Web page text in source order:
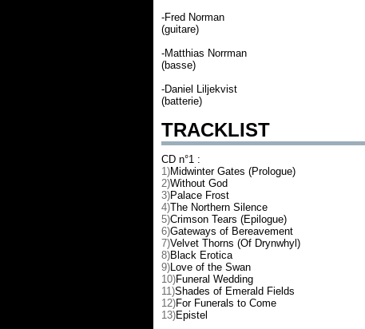
-Fred Norman
(guitare)
-Matthias Norrman
(basse)
-Daniel Liljekvist
(batterie)
TRACKLIST
CD n°1 :
1)Midwinter Gates (Prologue)
2)Without God
3)Palace Frost
4)The Northern Silence
5)Crimson Tears (Epilogue)
6)Gateways of Bereavement
7)Velvet Thorns (Of Drynwhyl)
8)Black Erotica
9)Love of the Swan
10)Funeral Wedding
11)Shades of Emerald Fields
12)For Funerals to Come
13)Epistel